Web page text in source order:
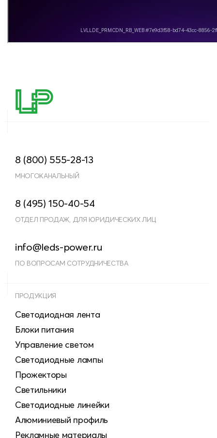
8 (800) 555-28-13
МНОГОКАНАЛЬНЫЙ
8 (495) 150-40-54
ОТДЕЛ ПРОДАЖ, ДЛЯ ЮРИДИЧЕСКИХ ЛИЦ
info@leds-power.ru
ПО ВОПРОСАМ СОТРУДНИЧЕСТВА
ПРОДУКЦИЯ
Светодиодная лента
Блоки питания
Управление светом
Светодиодные лампы
Прожекторы
Светильники
Светодиодные линейки
Алюминиевый профиль
Рекламные материалы